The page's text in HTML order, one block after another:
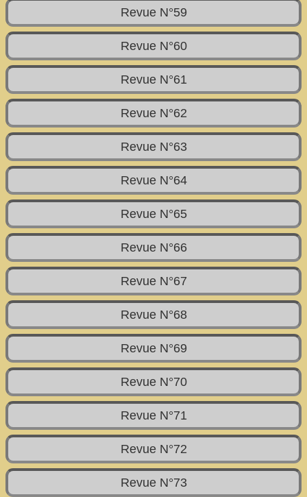
Revue N°59
Revue N°60
Revue N°61
Revue N°62
Revue N°63
Revue N°64
Revue N°65
Revue N°66
Revue N°67
Revue N°68
Revue N°69
Revue N°70
Revue N°71
Revue N°72
Revue N°73